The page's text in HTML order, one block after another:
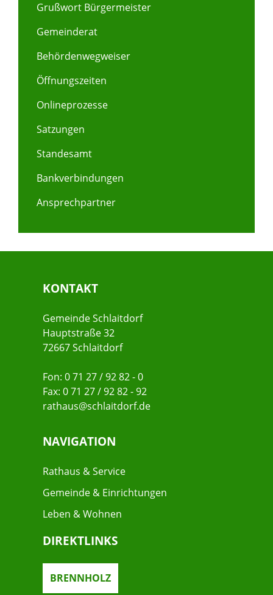
Grußwort Bürgermeister
Gemeinderat
Behördenwegweiser
Öffnungszeiten
Onlineprozesse
Satzungen
Standesamt
Bankverbindungen
Ansprechpartner
KONTAKT
Gemeinde Schlaitdorf
Hauptstraße 32
72667 Schlaitdorf
Fon: 0 71 27 / 92 82 - 0
Fax: 0 71 27 / 92 82 - 92
rathaus@schlaitdorf.de
NAVIGATION
Rathaus & Service
Gemeinde & Einrichtungen
Leben & Wohnen
DIREKTLINKS
BRENNHOLZ